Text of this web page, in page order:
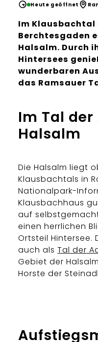
Heute geöffnet
Im
Berchtesgaden
Halsalm. Durch
Hintersees
wunderbaren
das Ramsauer
Im Tal der
Halsalm
Die Halsalm liegt
Klausbachtals in
Nationalpark-
Klausbachhaus
auf
einen herrlichen
Ortsteil Hintersee.
auch alsTal der
Gebiet der
Horste der